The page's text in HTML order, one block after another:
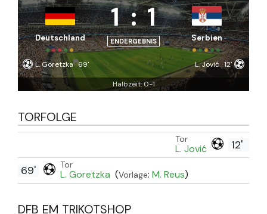
Deutschland
1 : 1
ENDERGEBNIS Serbien
L. Goretzka 69' L. Jović 12'
Halbzeit: 0-1
TORFOLGE
12'
Tor
L. Jović
Tor
L. Goretzka (Vorlage: M. Reus)
69'
DFB EM TRIKOTSHOP